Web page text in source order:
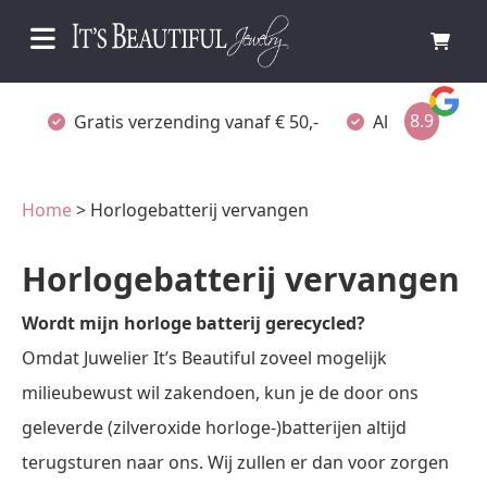
Gratis verzending vanaf € 50,- Altijd verpakt
8.9
Home> Horlogebatterij vervangen
Horlogebatterij vervangen
Wordt mijn horloge batterij gerecycled?
Omdat Juwelier It’s Beautiful zoveel mogelijk
milieubewust wil zakendoen, kun je de door ons
geleverde (zilveroxide horloge-)batterijen altijd
terugsturen naar ons. Wij zullen er dan voor zorgen